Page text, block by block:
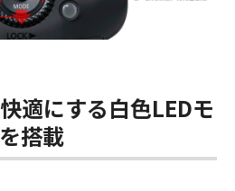
適にする白色LEDモ
搭載